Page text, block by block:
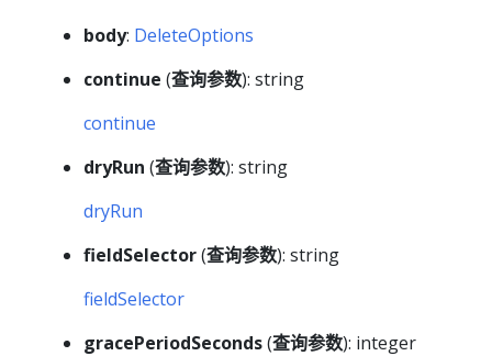
body: DeleteOptions
continue (查询参数): string
continue
dryRun (查询参数): string
dryRun
fieldSelector(查询参数): string
fieldSelector
gracePeriodSeconds(查询参数): integer